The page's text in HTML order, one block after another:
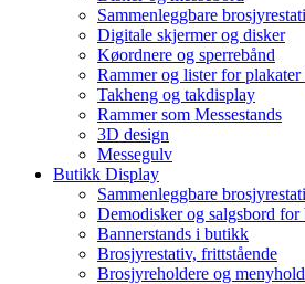
Sammenleggbare
Digitale skjermer og disker
Køordnere og sperrebånd
Rammer og lister for plakater
Takheng og takdisplay
Rammer som Messestands
3D design
Messegulv
Butikk Display
Sammenleggbare
Demodisker og salgsbord
Bannerstands i butikk
Brosjyrestativ, frittstående
Brosjyreholdere og